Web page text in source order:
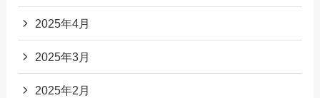
2025年4月
2025年3月
2025年2月